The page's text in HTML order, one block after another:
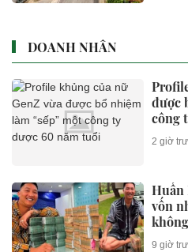
DOANH NHÂN
được
công
2 giờ
Huấn
vốn
9 giờ